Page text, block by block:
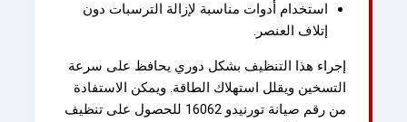
استخدام أدوات مناسبة لإزالة الترسبات دون
إتلاف العنصر.
إجراء هذا التنظيف بشكل دوري يحافظ على سرعة
التسخين ويقلل استهلاك الطاقة. ويمكن الاستفادة
من رقم صيانة تورنيدو 16062 للحصول على تنظيف